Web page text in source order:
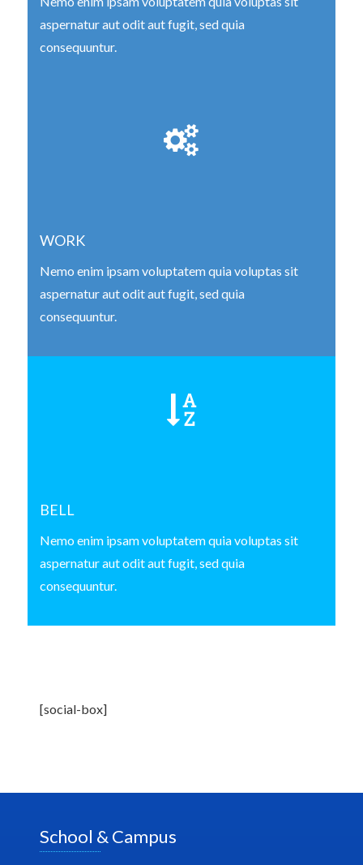
aspernatur aut odit aut fugit, sed quia
consequuntur.
WORK
Nemo enim ipsam voluptatem quia voluptas sit
aspernatur aut odit aut fugit, sed quia
consequuntur.
BELL
Nemo enim ipsam voluptatem quia voluptas sit
aspernatur aut odit aut fugit, sed quia
consequuntur.
[social-box]
School & Campus